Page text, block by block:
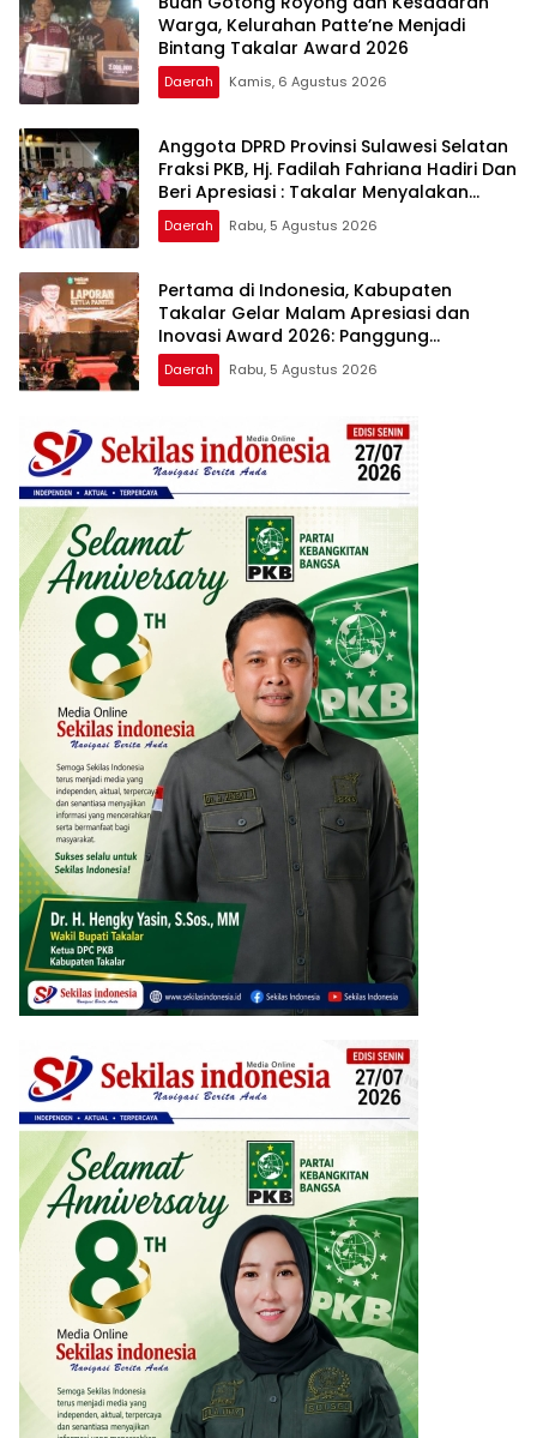
Warga, Kelurahan Patte’ne Menjadi
Bintang Takalar Award 2026
Daerah Kamis, 6 Agustus 2026
Anggota DPRD Provinsi Sulawesi Selatan
Fraksi PKB, Hj. Fadilah Fahriana Hadiri Dan
Beri Apresiasi : Takalar Menyalakan
Lentera Pengabdian Melalui Malam
Apresiasi dan Inovasi Award 2026
Daerah Rabu, 5 Agustus 2026
Pertama di Indonesia, Kabupaten
Takalar Gelar Malam Apresiasi dan
Inovasi Award 2026: Panggung
Penghargaan bagi Pelayan Publik
Berprestasi
Daerah Rabu, 5 Agustus 2026